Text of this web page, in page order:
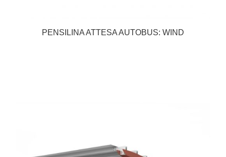
PENSILINA ATTESA AUTOBUS: WIND